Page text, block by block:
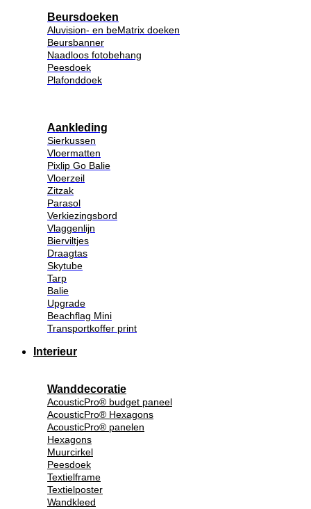
Beursdoeken
Aluvision- en beMatrix doeken
Beursbanner
Naadloos fotobehang
Peesdoek
Plafonddoek
Aankleding
Sierkussen
Vloermatten
Pixlip Go Balie
Vloerzeil
Zitzak
Parasol
Verkiezingsbord
Vlaggenlijn
Bierviltjes
Draagtas
Skytube
Tarp
Balie
Upgrade
Beachflag Mini
Transportkoffer print
Interieur
Wanddecoratie
AcousticPro® budget paneel
AcousticPro® Hexagons
AcousticPro® panelen
Hexagons
Muurcirkel
Peesdoek
Textielframe
Textielposter
Wandkleed